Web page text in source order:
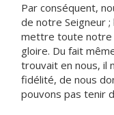
Par conséquent,
de notre Seigneur
mettre toute notre
gloire. Du fait
trouvait en nous, il
fidélité, de nous
pouvons pas tenir